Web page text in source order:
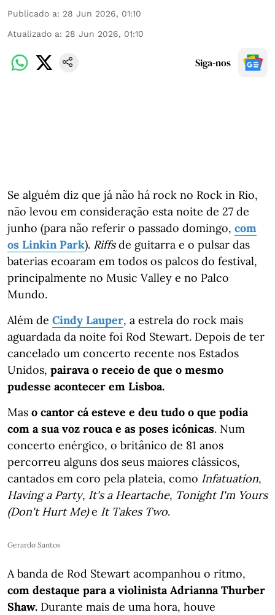
Publicado a: 28 Jun 2026, 01:10
Atualizado a: 28 Jun 2026, 01:10
Siga-nos
Se alguém diz que já não há rock no Rock in Rio,
não levou em consideração esta noite de 27 de
junho (para não referir o passado domingo, com
os Linkin Park). Riffsde guitarra e o pulsar das
baterias ecoaram em todos os palcos do festival,
principalmente no Music Valley e no Palco
Mundo.
Além de Cindy Lauper, a estrela do rock mais
aguardada da noite foi Rod Stewart. Depois de ter
cancelado um concerto recente nos Estados
Unidos, pairava o receio de que o mesmo
pudesse acontecer em Lisboa.
Mas o cantor cá esteve e deu tudo o que podia
com a sua voz rouca e as poses icónicas. Num
concerto enérgico, o britânico de 81 anos
percorreu alguns dos seus maiores clássicos,
cantados em coro pela plateia, como Infatuation,
Having a Party, It's a Heartache, Tonight I'm Yours
(Don't Hurt Me)e It Takes Two.
Gerardo Santos
A banda de Rod Stewart acompanhou o ritmo,
com destaque para a violinista Adrianna Thurber
Shaw. Durante mais de uma hora, houve